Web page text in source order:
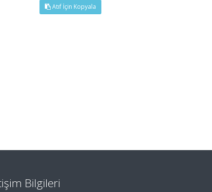
Atıf İçin Kopyala
Bilgileri